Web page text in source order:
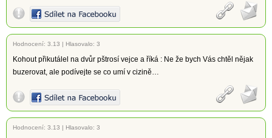
Hodnocení: 3.13 | Hlasovalo: 3
Kohout přikutálel na dvůr pštrosí vejce a říká : Ne že bych Vás chtěl nějak
buzerovat, ale podívejte se co umí v cizině…
Hodnocení: 3.13 | Hlasovalo: 3